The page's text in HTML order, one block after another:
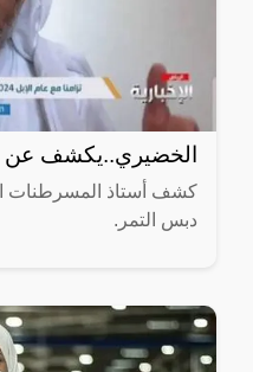
الخضيري..يكشف عن
كشف أستاذ المسرطنات
دبس التمر.